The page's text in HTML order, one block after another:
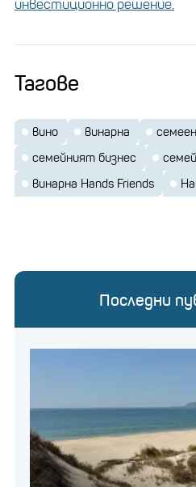
инвестиционно решение.
Тагове
вино винарна
семейният бизнес
винарна Hands Friends
Последни